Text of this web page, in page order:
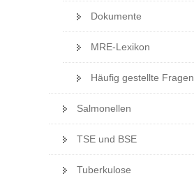
Dokumente
MRE-Lexikon
Häufig gestellte Fragen
Salmonellen
TSE und BSE
Tuberkulose